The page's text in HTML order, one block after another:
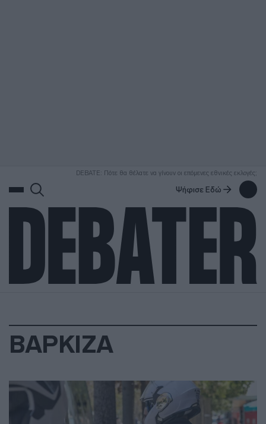
DEBATE: Πότε θα θέλατε να γίνουν οι επόμενες εθνικές εκλογές;
Ψήφισε Εδώ
ΒΑΡΚΙΖΑ